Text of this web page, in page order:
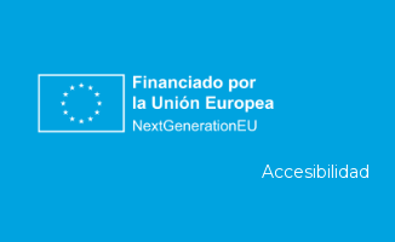
Accesibilidad